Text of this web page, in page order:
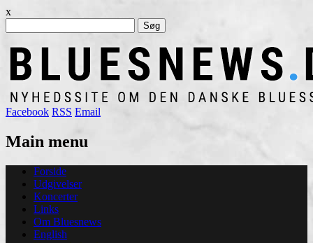
x
efter:
Facebook RSS Email
Main menu
Skip
content
Forside
Udgivelser
Koncerter
Links
Om Bluesnews
English